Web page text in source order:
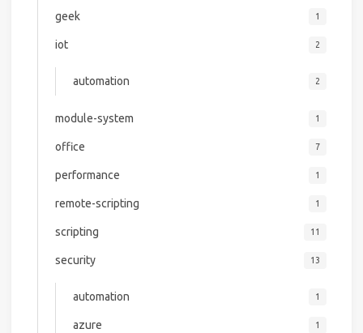
geek 1
iot 2
automation 2
module-system 1
office 7
performance 1
remote-scripting 1
scripting 11
security 13
automation 1
azure 1